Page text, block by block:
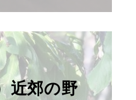
近郊の野